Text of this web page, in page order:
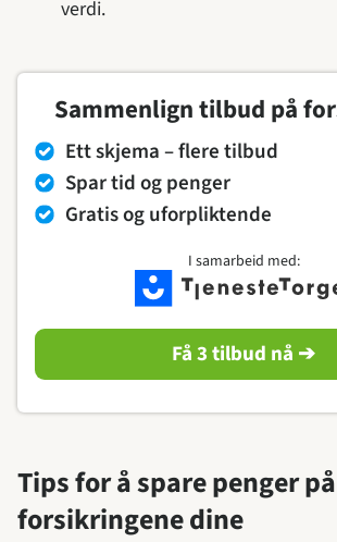
verdi.
Sammenlign tilbud på
Ett skjema – flere tilbud
Spar tid og penger
Gratis og uforpliktende
I samarbeid med:
Få 3 tilbud nå ➔
Tips for å spare penger på
forsikringene dine